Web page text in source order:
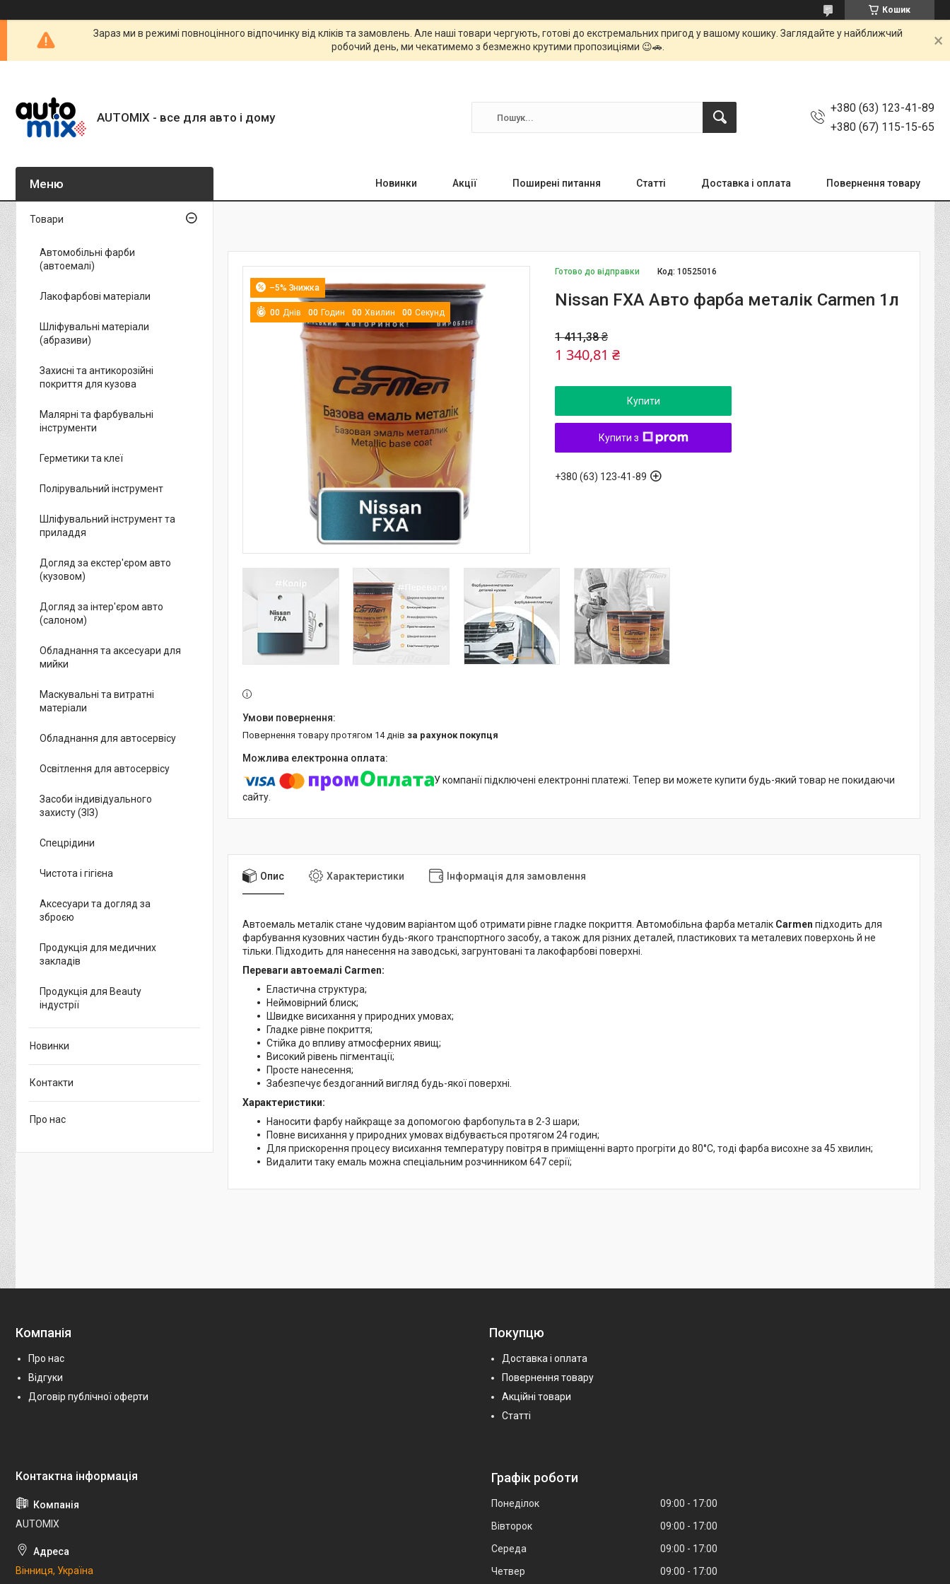
Кошик
Зараз ми в режимі повноцінного відпочинку від кліків та замовлень. Але наші товари чергують, готові до екстремальних пригод у вашому кошику. Заглядайте у найближчий
робочий день, ми чекатимемо з безмежно крутими пропозиціями 😉🚗.
AUTOMIX - все для авто і дому
+380 (63) 123-41-89
+380 (67) 115-15-65
Новинки Акції Поширені питання Статті Доставка і оплата Повернення товару
–5%
00 Днів 00 Годин 00 Хвилин 00 Секунд
Готово до відправки Код:10525016
Nissan FXA Авто фарба металік Carmen 1л
1 411,38 ₴
1 340,81 ₴
Купити
Купити з
+380 (63) 123-41-89
повернення товару протягом 14 днів за рахунок покупця
У компанії підключені електронні платежі. Тепер ви можете купити будь-який товар не покидаючи
сайту.
Опис Характеристики Інформація для замовлення
Автоемаль металік стане чудовим варіантом щоб отримати рівне гладке покриття. Автомобільна фарба металік Carmen підходить для
фарбування кузовних частин будь-якого транспортного засобу, а також для різних деталей, пластикових та металевих поверхонь й не
тільки. Підходить для нанесення на заводські, загрунтовані та лакофарбові поверхні.
Переваги автоемалі Carmen:
Еластична структура;
Неймовірний блиск;
Швидке висихання у природних умовах;
Гладке рівне покриття;
Стійка до впливу атмосферних явищ;
Високий рівень пігментації;
Просте нанесення;
Забезпечує бездоганний вигляд будь-якої поверхні.
Характеристики:
Наносити фарбу найкраще за допомогою фарбопульта в 2-3 шари;
Повне висихання у природних умовах відбувається протягом 24 годин;
Для прискорення процесу висихання температуру повітря в приміщенні варто прогріти до 80°C, тоді фарба висохне за 45 хвилин;
Видалити таку емаль можна спеціальним розчинником 647 серії;
Товари
Автомобільні фарби
(автоемалі)
Лакофарбові матеріали
Шліфувальні матеріали
(абразиви)
Захисні та антикорозійні
покриття для кузова
Малярні та фарбувальні
інструменти
Герметики та клеї
Полірувальний інструмент
Шліфувальний інструмент та
приладдя
Догляд за екстер'єром авто
(кузовом)
Догляд за інтер'єром авто
(салоном)
Обладнання та аксесуари для
мийки
Маскувальні та витратні
матеріали
Обладнання для автосервісу
Освітлення для автосервісу
Засоби індивідуального
захисту (ЗІЗ)
Спецрідини
Чистота і гігієна
Аксесуари та догляд за
зброєю
Продукція для медичних
закладів
Продукція для Beauty
індустрії
Новинки
Контакти
Про нас
Компанія
Про нас
Відгуки
Договір публічної оферти
Покупцю
Доставка і оплата
Повернення товару
Акційні товари
Статті
AUTOMIX
Вінниця, Україна
Графік роботи
Понеділок 09:00
17:00
Вівторок
09:00
17:00
Середа
09:00
17:00
Четвер
09:00 17:00